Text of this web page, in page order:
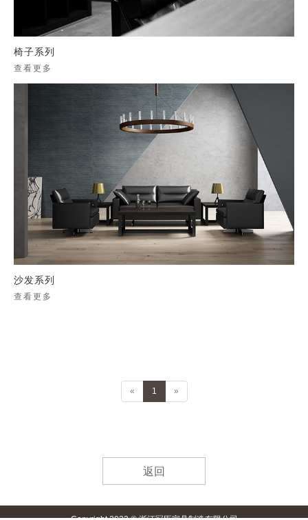
椅子系列
查看更多
沙发系列
查看更多
« 1 »
返回